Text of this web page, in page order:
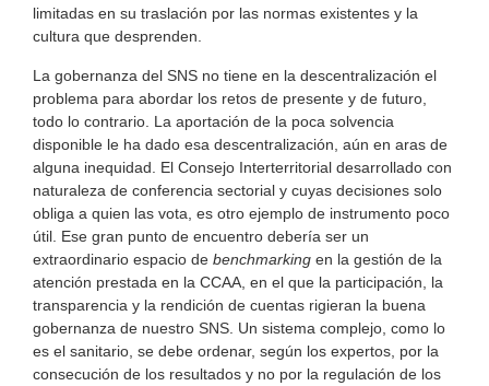
limitadas en su traslación por las normas existentes y la
cultura que desprenden.
La gobernanza del SNS no tiene en la descentralización el
problema para abordar los retos de presente y de futuro,
todo lo contrario. La aportación de la poca solvencia
disponible le ha dado esa descentralización, aún en aras de
alguna inequidad. El Consejo Interterritorial desarrollado con
naturaleza de conferencia sectorial y cuyas decisiones solo
obliga a quien las vota, es otro ejemplo de instrumento poco
útil. Ese gran punto de encuentro debería ser un
extraordinario espacio de benchmarking en la gestión de la
atención prestada en la CCAA, en el que la participación, la
transparencia y la rendición de cuentas rigieran la buena
gobernanza de nuestro SNS. Un sistema complejo, como lo
es el sanitario, se debe ordenar, según los expertos, por la
consecución de los resultados y no por la regulación de los